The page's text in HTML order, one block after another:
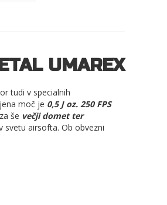
UMAREX
tudi v specialnih
moč je 0,5 J oz. 250 FPS
še večji domet ter
svetu airsofta. Ob obvezni